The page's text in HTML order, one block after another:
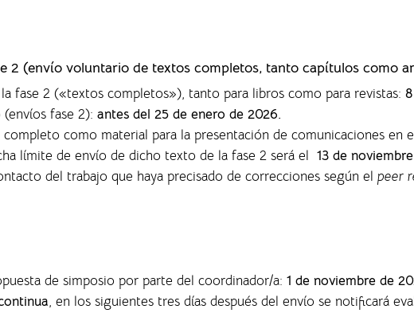
2 (envío voluntario de textos completos, tanto capítulos como
fase 2 («textos completos»), tanto para libros como para revistas:
(envíos fase 2):antes del 25 de enero de 2026.
como material para la presentación de comunicaciones en
límite de envío de dicho texto de la fase 2 será el 13 de
del trabajo que haya precisado de correcciones según elpeer
de simposio por parte del coordinador/a:1 de noviembre de
, en los siguientes tres días después del envío se notificará